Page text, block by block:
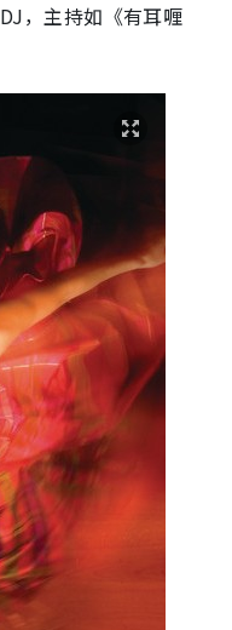
，主持如《有耳喱